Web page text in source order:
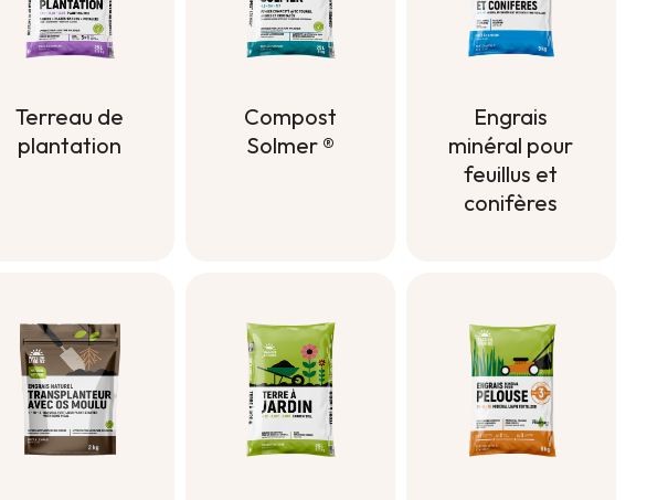
Terreau de
plantation
Compost
Solmer ®
Engrais
minéral pour
feuillus et
conifères
conifères